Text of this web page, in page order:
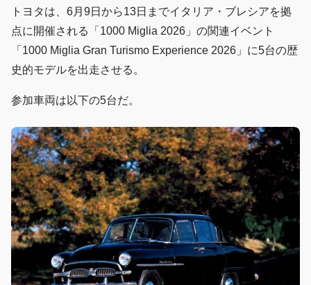
トヨタは、6月9日から13日までイタリア・ブレシアを拠
点に開催される「1000 Miglia 2026」の関連イベント
「1000 Miglia Gran Turismo Experience 2026」に5台の歴
史的モデルを出走させる。
参加車両は以下の5台だ。